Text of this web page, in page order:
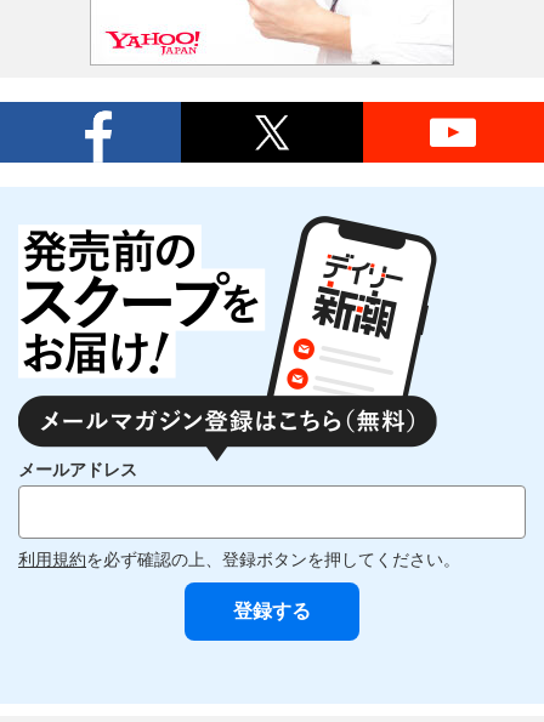
メールアドレス
利用規約を必ず確認の上、登録ボタンを押してください。